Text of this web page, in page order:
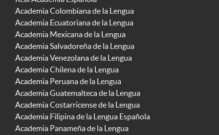
Academia Colombiana de la Lengua
Academia Ecuatoriana de la Lengua
Academia Mexicana de la Lengua
Academia Salvadoreña de la Lengua
Academia Venezolana de la Lengua
Academia Chilena de la Lengua
Academia Peruana de la Lengua
Academia Guatemalteca de la Lengua
Academia Costarricense de la Lengua
Academia Filipina de la Lengua Española
Academia Panameña de la Lengua